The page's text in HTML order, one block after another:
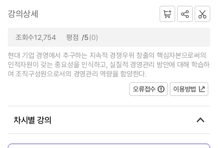
강의상세
조회수12,754 평점 /5(0)
현대 기업 경영에서 추구하는 지속적 경쟁우위 창출의 핵심자본으로써의
인적자원이 갖는 중요성을 인식하고, 실질적 경영관리 방안에 대해 학습하
여 조직구성원으로서의 경영관리 역량을 함양한다.
오류접수
이용방법
차시별 강의